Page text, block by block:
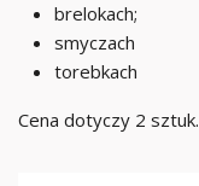
brelokach;
smyczach
torebkach
Cena dotyczy 2 sztuk.